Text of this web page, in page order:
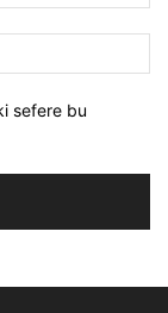
sefere bu